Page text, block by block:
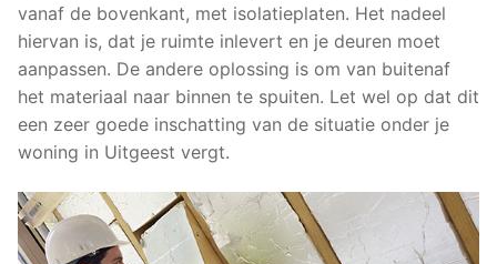
vanaf de bovenkant, met isolatieplaten. Het nadeel
hiervan is, dat je ruimte inlevert en je deuren moet
aanpassen. De andere oplossing is om van buitenaf
het materiaal naar binnen te spuiten. Let wel op dat dit
een zeer goede inschatting van de situatie onder je
woning in Uitgeest vergt.